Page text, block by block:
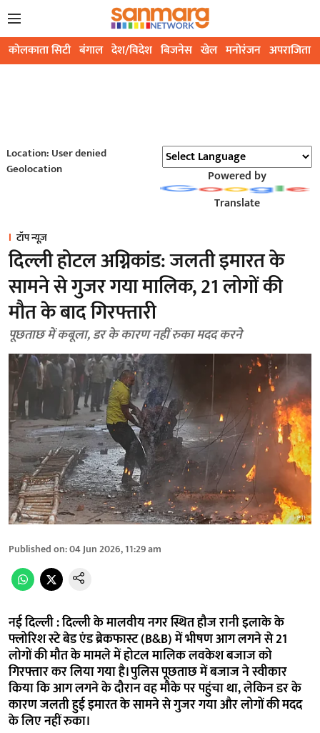
कोलकाता सिटी बंगाल देश/विदेश बिजनेस खेल मनोरंजन अपराजिता
Location: User denied
Geolocation
Powered by
Translate
टॉप न्यूज़
दिल्ली होटल अग्निकांड: जलती इमारत के
सामने से गुजर गया मालिक, 21 लोगों की
मौत के बाद गिरफ्तारी
पूछताछ में कबूला, डर के कारण नहीं रुका मदद करने
Published on:04 Jun 2026, 11:29 am
नई दिल्ली : दिल्ली के मालवीय नगर स्थित हौज रानी इलाके के
फ्लोरिश स्टे बेड एंड ब्रेकफास्ट (B&B) में भीषण आग लगने से 21
लोगों की मौत के मामले में होटल मालिक लवकेश बजाज को
गिरफ्तार कर लिया गया है। पुलिस पूछताछ में बजाज ने स्वीकार
किया कि आग लगने के दौरान वह मौके पर पहुंचा था, लेकिन डर के
कारण जलती हुई इमारत के सामने से गुजर गया और लोगों की मदद
के लिए नहीं रुका।